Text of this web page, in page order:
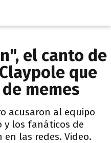
el canto de
que
memes
acusaron al equipo
y los fanáticos de
las redes. Video.